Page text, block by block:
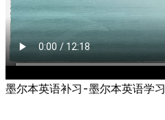
墨尔本英语补习-墨尔本英语学习